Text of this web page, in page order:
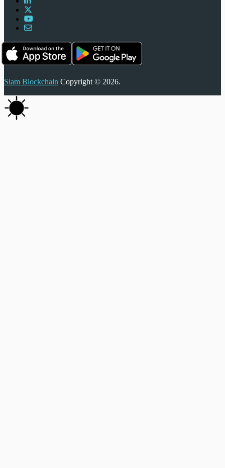
Siam Blockchain Copyright © 2026.